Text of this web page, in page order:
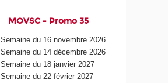
MOVSC - Promo 35
Semaine du 16 novembre 2026
Semaine du 14 décembre 2026
Semaine du 18 janvier 2027
Semaine du 22 février 2027